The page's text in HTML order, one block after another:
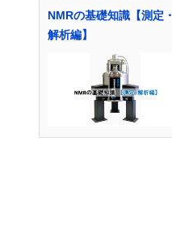
NMRの基礎知識【測定・
解析編】